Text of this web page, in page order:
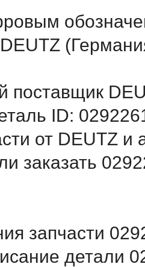
ID:
от DEUTZ и
заказать
запчасти
детали